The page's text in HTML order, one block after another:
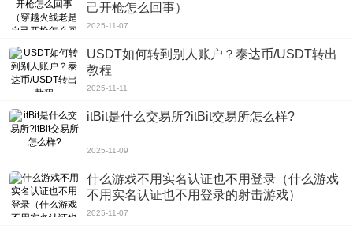
己开枪怎么回事）
2025-11-07
USDT如何转到别人账户？泰达币/USDT转出
教程
2025-11-11
itBit是什么交易所?itBit交易所怎么样?
2025-11-09
什么游戏不用实名认证也不用登录（什么游戏
不用实名认证也不用登录的射击游戏）
2025-11-07